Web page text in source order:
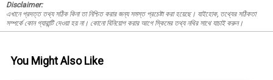
Disclaimer:
এখানে প্রদত্ত তথ্য সঠিক কিনা তা নিশ্চিত করার জন্য সমস্ত প্রচেষ্টা করা হয়েছে। যাইহোক, তথ্যের সঠিকতা
সম্পর্কে কোন গ্যারান্টি দেওয়া হয় না। কোনো বিনিয়োগ করার আগে স্কিমের তথ্য নথির সাথে যাচাই করুন।
You Might Also Like